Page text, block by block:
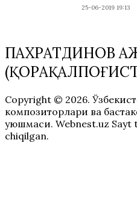
25-06-2019 19:13
ПАХРАТДИНОВ
Copyright © 2026.
композиторлари ва
уюшмаси. Webnest.uz Sayt
chiqilgan.